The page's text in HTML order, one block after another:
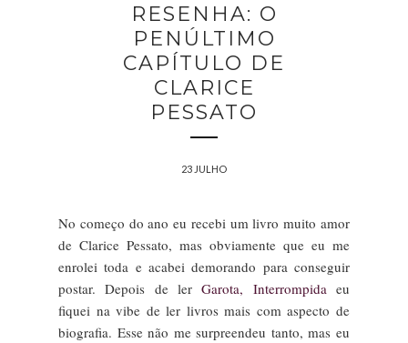
RESENHA: O
PENÚLTIMO
CAPÍTULO DE
CLARICE
PESSATO
23 JULHO
No começo do ano eu recebi um livro muito amor
de Clarice Pessato, mas obviamente que eu me
enrolei toda e acabei demorando para conseguir
postar. Depois de lerGarota, Interrompida eu
fiquei na vibe de ler livros mais com aspecto de
biografia. Esse não me surpreendeu tanto, mas eu